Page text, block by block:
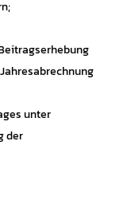
unter
der